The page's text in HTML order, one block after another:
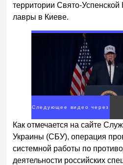
территории Свято-Успенской
лавры в Киеве.
Следующее видео через
1
Как отмечается на сайте
Украины (СБУ), операция
системной работы по
деятельности российских